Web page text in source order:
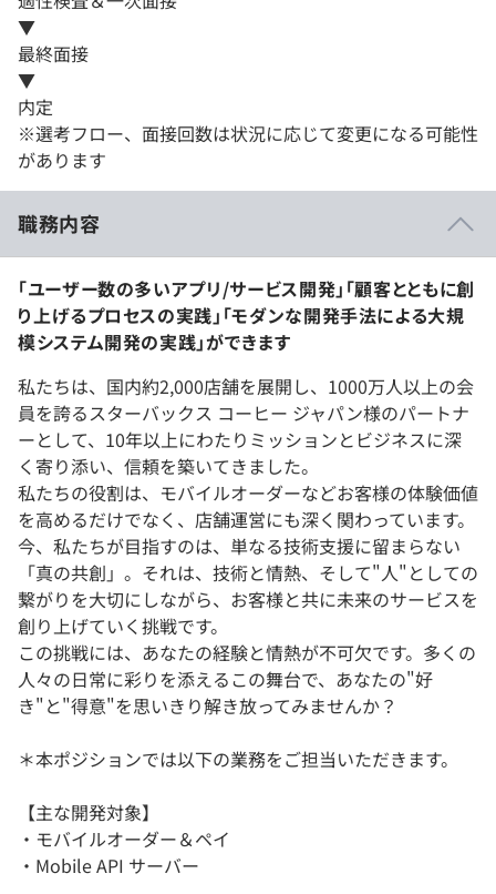
▼
最終面接
▼
内定
※選考フロー、面接回数は状況に応じて変更になる可能性
があります
職務内容
「ユーザー数の多いアプリ/サービス開発」「顧客とともに創
り上げるプロセスの実践」「モダンな開発手法による大規
模システム開発の実践」ができます
私たちは、国内約2,000店舗を展開し、1000万人以上の会
員を誇るスターバックス コーヒー ジャパン様のパートナ
ーとして、10年以上にわたりミッションとビジネスに深
く寄り添い、信頼を築いてきました。
私たちの役割は、モバイルオーダーなどお客様の体験価値
を高めるだけでなく、店舗運営にも深く関わっています。
今、私たちが目指すのは、単なる技術支援に留まらない
「真の共創」。それは、技術と情熱、そして"人"としての
繋がりを大切にしながら、お客様と共に未来のサービスを
創り上げていく挑戦です。
この挑戦には、あなたの経験と情熱が不可欠です。多くの
人々の日常に彩りを添えるこの舞台で、あなたの"好
き"と"得意"を思いきり解き放ってみませんか？
＊本ポジションでは以下の業務をご担当いただきます。
【主な開発対象】
・モバイルオーダー＆ペイ
・Mobile API サーバー